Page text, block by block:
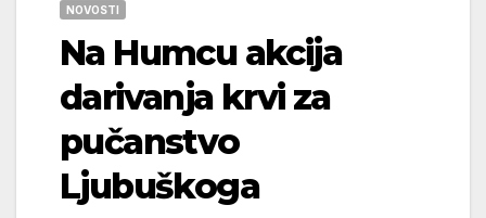
NOVOSTI
Na Humcu akcija
darivanja krvi za
pučanstvo
Ljubuškoga